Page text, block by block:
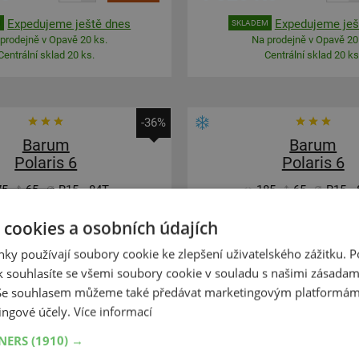
Expedujeme ještě dnes
v Opavě 20 ks.
sklad 20 ks.
SKLADEM Expedujeme
Na prodejně v Opavě
Centrální sklad 20
-36%
Barum
Polaris 6
65 R15 84T
DOPORUČUJEME
Barum
Polaris 6
185 65 R15
a osobních údajích
používají soubory cookie ke zlepšení uživatelského zážitku.
souhlasíte se všemi soubory cookie v souladu s našimi
souhlasem můžeme také předávat marketingovým
účely. Více informací
(1910) →